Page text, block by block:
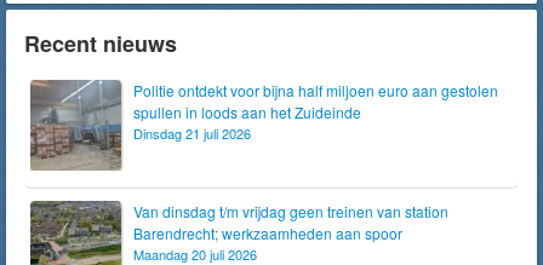
Recent nieuws
Politie ontdekt voor bijna half miljoen euro aan gestolen
spullen in loods aan het Zuideinde
Dinsdag 21 juli 2026
Van dinsdag t/m vrijdag geen treinen van station
Barendrecht; werkzaamheden aan spoor
Maandag 20 juli 2026